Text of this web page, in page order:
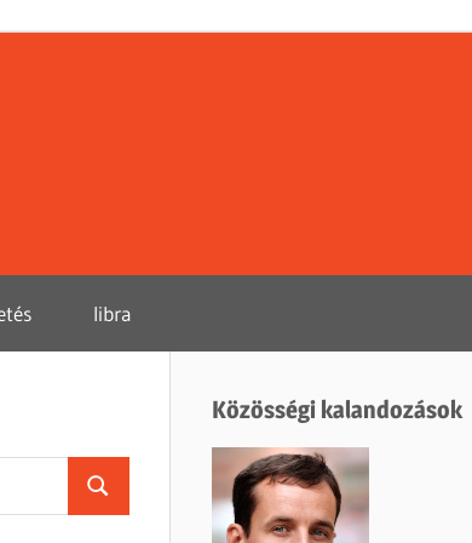
libra
Search
Közösségi kalandozások